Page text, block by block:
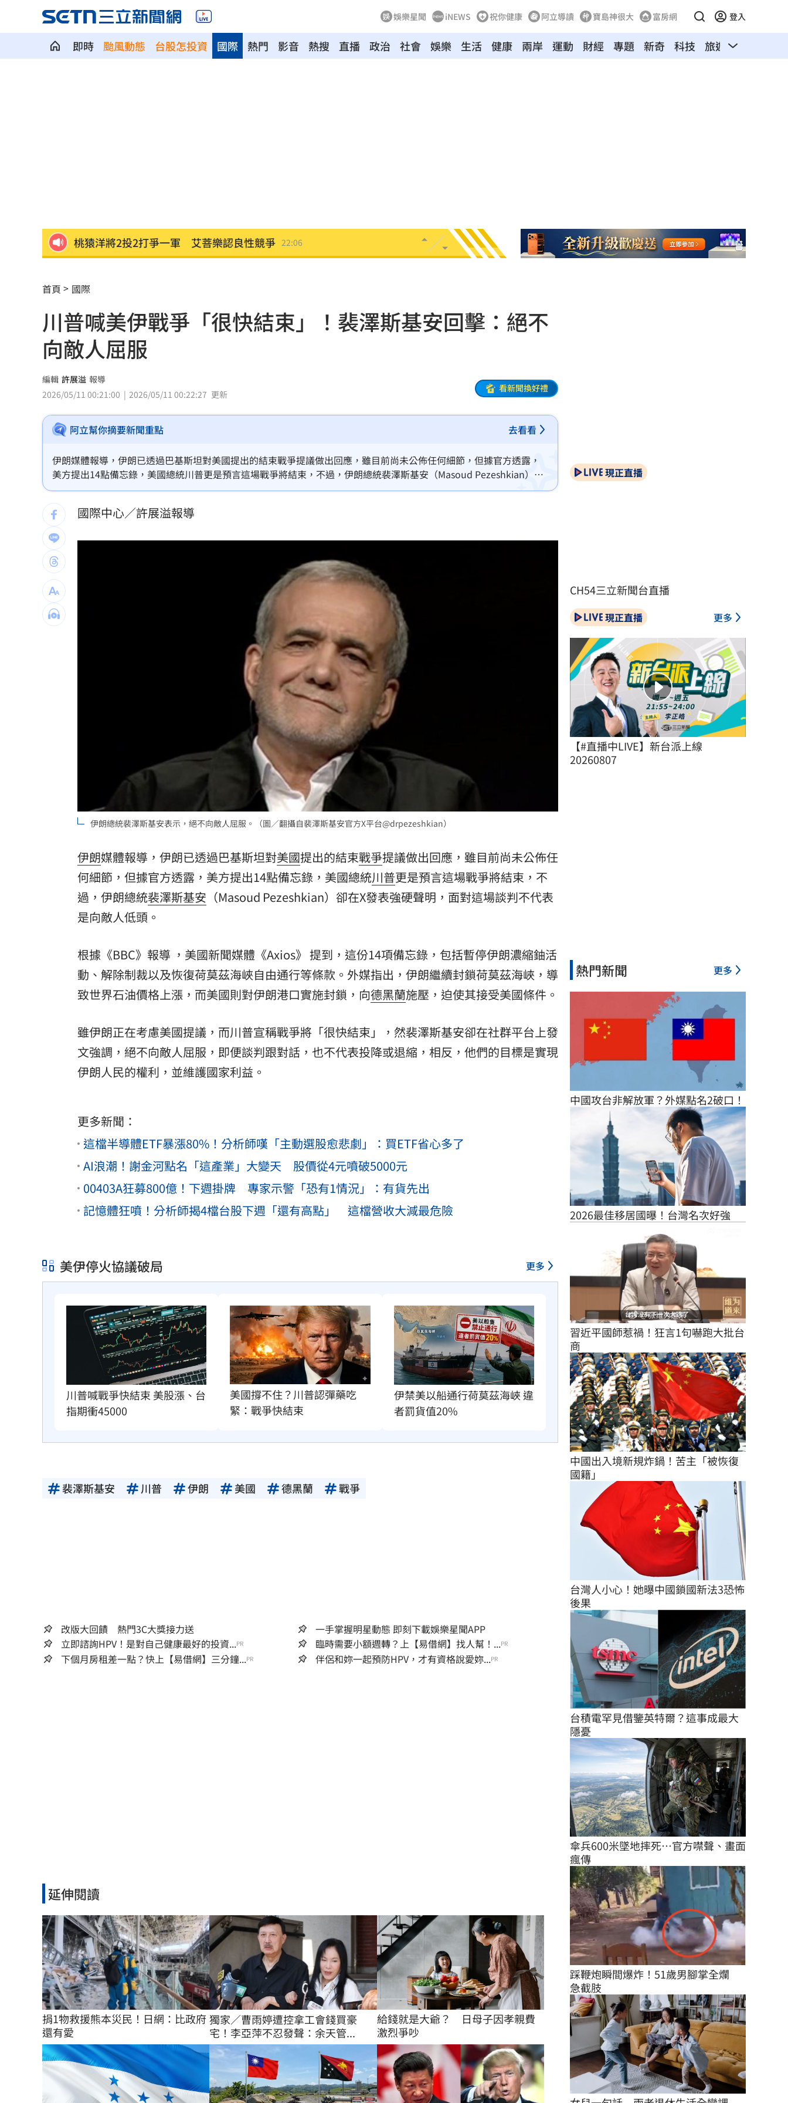
娛樂星聞 iNEWS 祝你健康 阿立導讀 寶島神很大 富房網 登入
即時 颱風動態 台股怎投資 熱門 影音 熱搜 直播 政治 社會 娛樂 生活 健康
國際 兩岸 運動 財經 專題 新奇 科技 旅遊 汽車
桃猿洋將2投2打爭一軍 艾菩樂認良性競爭 22:06
高雄轎車暴衝連3撞！波及13車600戶停電
陳晨威失誤釀失分 教頭透露其實抱病上場 21:54
昆凌8歲愛子拜中醫為師 幫把脈說中1狀況
父親節最雷禮物 「茶具、領帶」榜上有名
魏平政太樂觀 爆王惠美未允諾接競總主委
川普喊戰爭快結束 美股漲、台指期衝45000
拖吊車「沒綁好」！ 百萬休旅重摔滑落 21:39
減碳行動開跑！台新新光金控淨零論壇登場
兆基債務風暴！前董座李建成遭當庭逮補 21:31
手上只剩24元！獨居嬤不動存款原因惹鼻酸 21:30
小刀婚姻告終 昔砸百萬辦婚禮找連戰證婚
商場戰國來臨 台中「頂奢大道」逐漸成形 12:00
台彩父親節推新刮刮樂千萬頭獎超「爸」氣
「拍片人的多重宇宙」職涯論壇9/12登場！ 10:30
8國球員齊聚高雄 Formosa 7s掀足球熱潮 10:00
首頁 國際
川普喊美伊戰爭「很快結束」！裴澤斯基安回擊：絕不
向敵人屈服
編輯 許展溢 報導
2026/05/11 00:21:00
2026/05/11 00:22:27 更新
看新聞換好禮
阿立幫你摘要新聞重點 去看看
伊朗媒體報導，伊朗已透過巴基斯坦對美國提出的結束戰爭提議做出回應，雖目前尚未公佈任何細節，但據官方透露，
美方提出14點備忘錄，美國總統川普更是預言這場戰爭將結束，不過，伊朗總統裴澤斯基安（Masoud Pezeshkian）卻
發表強硬聲明，面對這場談判不代表是向敵人低頭。
國際中心／許展溢報導
伊朗總統裴澤斯基安表示，絕不向敵人屈服。（圖／翻攝自裴澤斯基安官方X平台@drpezeshkian）
伊朗媒體報導，伊朗已透過巴基斯坦對美國提出的結束戰爭提議做出回應，雖目前尚未公佈任
何細節，但據官方透露，美方提出14點備忘錄，美國總統川普更是預言這場戰爭將結束，不
過，伊朗總統裴澤斯基安 （Masoud Pezeshkian）卻在X發表強硬聲明，面對這場談判不代表
是向敵人低頭。
根據《BBC》報導 ，美國新聞媒體《Axios》 提到，這份14項備忘錄，包括暫停伊朗濃縮鈾活
動、解除制裁以及恢復荷莫茲海峽自由通行等條款。外媒指出，伊朗繼續封鎖荷莫茲海峽，導
致世界石油價格上漲，而美國則對伊朗港口實施封鎖，向德黑蘭施壓，迫使其接受美國條件。
雖伊朗正在考慮美國提議，而川普宣稱戰爭將「很快結束」，然裴澤斯基安卻在社群平台上發
文強調，絕不向敵人屈服，即便談判跟對話，也不代表投降或退縮，相反，他們的目標是實現
伊朗人民的權利，並維護國家利益。
更多新聞：
這檔半導體ETF暴漲80%！分析師嘆「主動選股愈悲劇」：買ETF省心多了
AI浪潮！謝金河點名「這產業」大變天 股價從4元噴破5000元
00403A狂募800億！下週掛牌 專家示警「恐有1情況」：有貨先出
記憶體狂噴！分析師揭4檔台股下週「還有高點」 這檔營收大減最危險
美伊停火協議破局 更多
川普喊戰爭快結束 美股漲、台
指期衝45000
美國撐不住？川普認彈藥吃
緊：戰爭快結束
伊禁美以船通行荷莫茲海峽 違
者罰貨值20%
裴澤斯基安 川普 伊朗 美國 德黑蘭 戰爭
改版大回饋 熱門3C大獎接力送
一手掌握明星動態 即刻下載娛樂星聞APP
立即諮詢HPV！是對自己健康最好的投資...PR 臨時需要小額週轉？上【易借網】找人幫！...PR
下個月房租差一點？快上【易借網】三分鐘...PR 伴侶和妳一起預防HPV，才有資格說愛妳...PR
延伸閱讀
捐1物救援熊本災民！日網：比政府
還有愛
獨家／曹雨婷遭控拿工會錢買豪
宅！李亞萍不忍發聲：余天管...
給錢就是大爺？　日母子因孝親費
激烈爭吵
現正直播
CH54三立新聞台直播
現正直播 更多
【#直播中LIVE】新台派上線
20260807
熱門新聞 更多
中國攻台非解放軍？外媒點名2破口！
2026最佳移居國曝！台灣名次好強
習近平國師惹禍！狂言1句嚇跑大批台
商
中國出入境新規炸鍋！苦主「被恢復
國籍」
台灣人小心！她曝中國鎖國新法3恐怖
後果
台積電罕見借鑒英特爾？這事成最大
隱憂
傘兵600米墜地摔死…官方噤聲、畫面
瘋傳
踩鞭炮瞬間爆炸！51歲男腳掌全爛
急截肢